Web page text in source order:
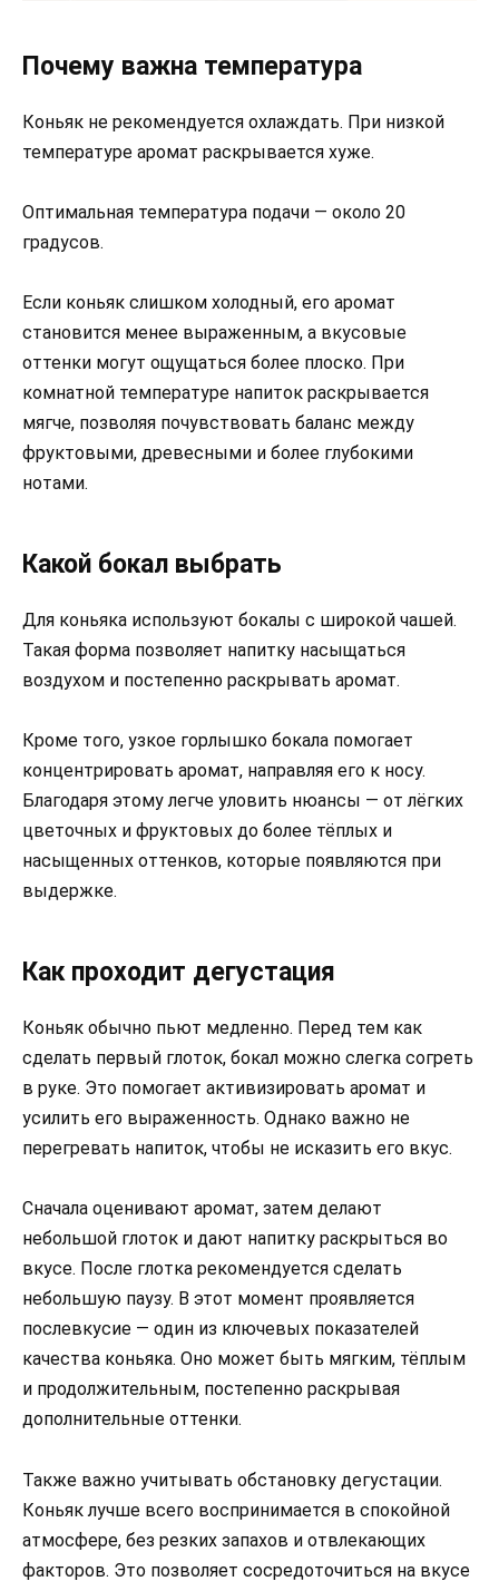
Почему важна температура
Коньяк не рекомендуется охлаждать. При низкой
температуре аромат раскрывается хуже.
Оптимальная температура подачи — около 20
градусов.
Если коньяк слишком холодный, его аромат
становится менее выраженным, а вкусовые
оттенки могут ощущаться более плоско. При
комнатной температуре напиток раскрывается
мягче, позволяя почувствовать баланс между
фруктовыми, древесными и более глубокими
нотами.
Какой бокал выбрать
Для коньяка используют бокалы с широкой чашей.
Такая форма позволяет напитку насыщаться
воздухом и постепенно раскрывать аромат.
Кроме того, узкое горлышко бокала помогает
концентрировать аромат, направляя его к носу.
Благодаря этому легче уловить нюансы — от лёгких
цветочных и фруктовых до более тёплых и
насыщенных оттенков, которые появляются при
выдержке.
Как проходит дегустация
Коньяк обычно пьют медленно. Перед тем как
сделать первый глоток, бокал можно слегка согреть
в руке. Это помогает активизировать аромат и
усилить его выраженность. Однако важно не
перегревать напиток, чтобы не исказить его вкус.
Сначала оценивают аромат, затем делают
небольшой глоток и дают напитку раскрыться во
вкусе. После глотка рекомендуется сделать
небольшую паузу. В этот момент проявляется
послевкусие — один из ключевых показателей
качества коньяка. Оно может быть мягким, тёплым
и продолжительным, постепенно раскрывая
дополнительные оттенки.
Также важно учитывать обстановку дегустации.
Коньяк лучше всего воспринимается в спокойной
атмосфере, без резких запахов и отвлекающих
факторов. Это позволяет сосредоточиться на вкусе